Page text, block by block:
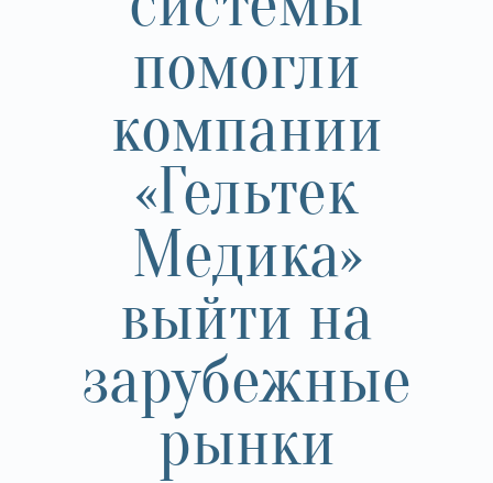
помогли
компании
«Гельтек
Медика»
выйти на
зарубежные
рынки